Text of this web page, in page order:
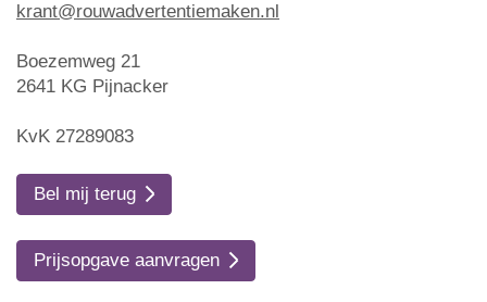
krant@rouwadvertentiemaken.nl
Boezemweg 21
2641 KG Pijnacker
KvK 27289083
Bel mij terug
Prijsopgave aanvragen